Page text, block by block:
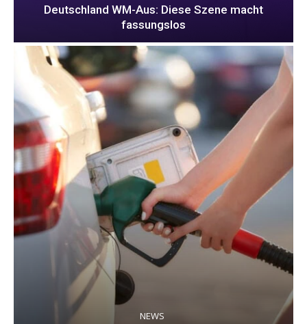
Deutschland WM-Aus: Diese Szene macht
fassungslos
NEWS